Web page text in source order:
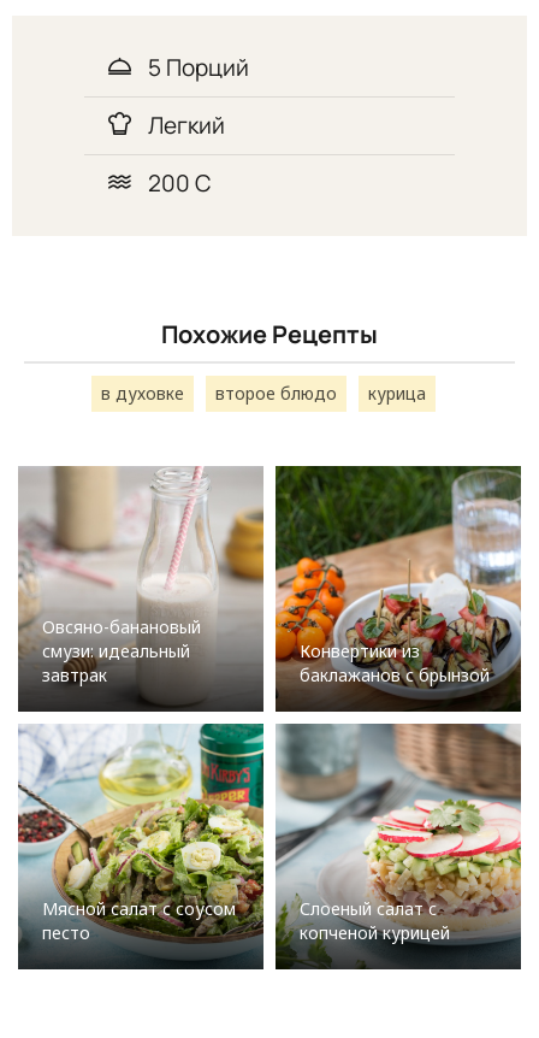
5 Порций
Легкий
200 С
Похожие Рецепты
в духовке второе блюдо курица
Овсяно-банановый
смузи: идеальный
завтрак
Конвертики из
баклажанов с брынзой
Мясной салат с соусом
песто
Слоеный салат с
копченой курицей